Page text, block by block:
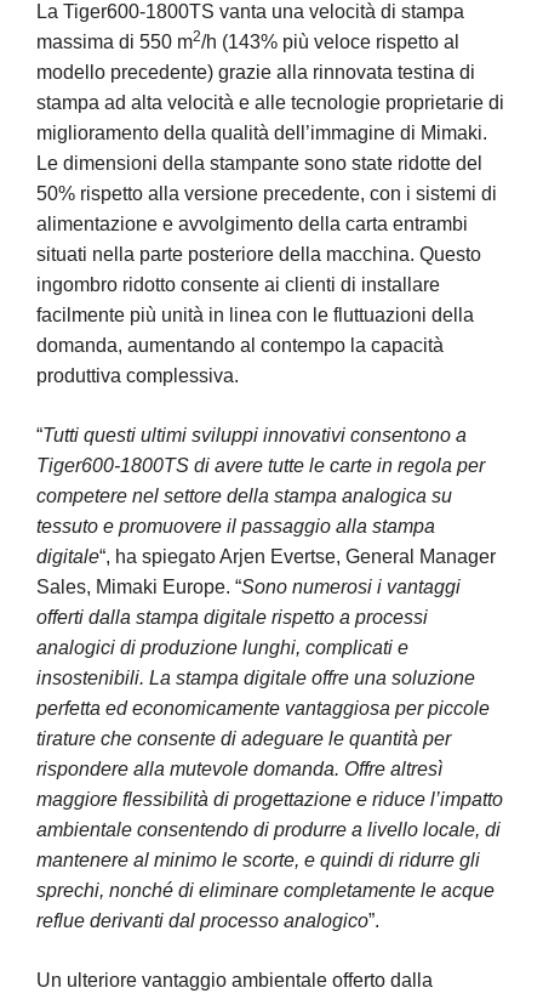
La Tiger600-1800TS vanta una velocità di stampa
massima di 550 m2/h (143% più veloce rispetto al
modello precedente) grazie alla rinnovata testina di
stampa ad alta velocità e alle tecnologie proprietarie di
miglioramento della qualità dell’immagine di Mimaki.
Le dimensioni della stampante sono state ridotte del
50% rispetto alla versione precedente, con i sistemi di
alimentazione e avvolgimento della carta entrambi
situati nella parte posteriore della macchina. Questo
ingombro ridotto consente ai clienti di installare
facilmente più unità in linea con le fluttuazioni della
domanda, aumentando al contempo la capacità
produttiva complessiva.
“Tutti questi ultimi sviluppi innovativi consentono a
Tiger600-1800TS di avere tutte le carte in regola per
competere nel settore della stampa analogica su
tessuto e promuovere il passaggio alla stampa
digitale“, ha spiegato Arjen Evertse, General Manager
Sales, Mimaki Europe. “Sono numerosi i vantaggi
offerti dalla stampa digitale rispetto a processi
analogici di produzione lunghi, complicati e
insostenibili. La stampa digitale offre una soluzione
perfetta ed economicamente vantaggiosa per piccole
tirature che consente di adeguare le quantità per
rispondere alla mutevole domanda. Offre altresì
maggiore flessibilità di progettazione e riduce l’impatto
ambientale consentendo di produrre a livello locale, di
mantenere al minimo le scorte, e quindi di ridurre gli
sprechi, nonché di eliminare completamente le acque
reflue derivanti dal processo analogico”.
Un ulteriore vantaggio ambientale offerto dalla